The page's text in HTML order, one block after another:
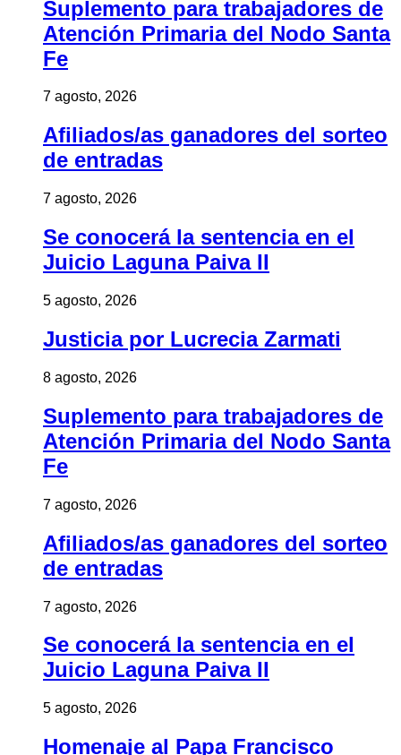
Suplemento para trabajadores de
Atención Primaria del Nodo Santa
Fe
7 agosto, 2026
Afiliados/as ganadores del sorteo
de entradas
7 agosto, 2026
Se conocerá la sentencia en el
Juicio Laguna Paiva II
5 agosto, 2026
Justicia por Lucrecia Zarmati
8 agosto, 2026
Suplemento para trabajadores de
Atención Primaria del Nodo Santa
Fe
7 agosto, 2026
Afiliados/as ganadores del sorteo
de entradas
7 agosto, 2026
Se conocerá la sentencia en el
Juicio Laguna Paiva II
5 agosto, 2026
Homenaje al Papa Francisco